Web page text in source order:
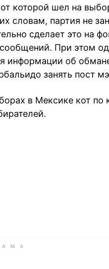
которой шел на
словам, партия не
сделает это на
При этом
информации об
занять пост
в Мексике кот по